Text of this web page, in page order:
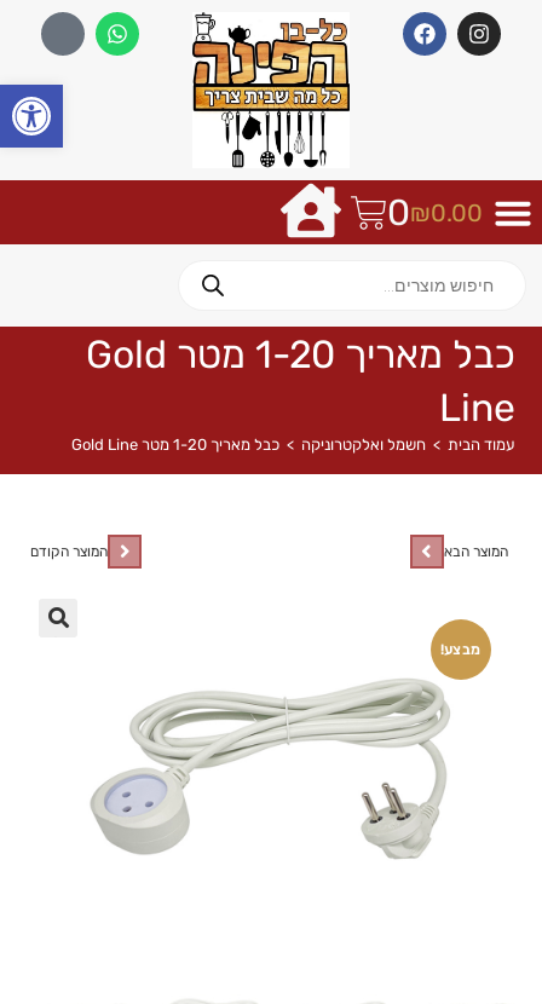
₪0.00
0
כבל מאריך 1-20 מטר Gold
Line
עמוד הבית > חשמל ואלקטרוניקה > כבל מאריך 1-20 מטר Gold Line
מבצע!
המוצר הקודם המוצר הבא